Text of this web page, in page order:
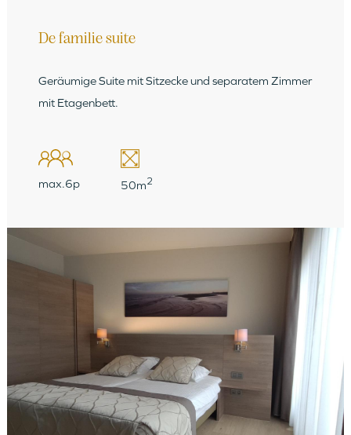
De familie suite
Geräumige Suite mit Sitzecke und separatem Zimmer
mit Etagenbett.
max.6p 50m2